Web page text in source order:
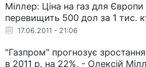
Міллер: Ціна на газ для
перевищить 500 дол за 1 тис.
17.06.2011 - 21:06
"Газпром" прогнозує
в 2011 р. на 22%, - Олексій